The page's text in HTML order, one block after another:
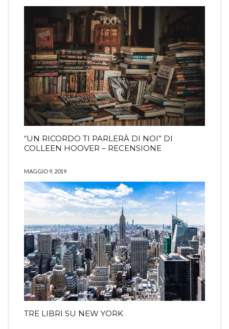
“UN RICORDO TI PARLERÀ DI NOI” DI
COLLEEN HOOVER – RECENSIONE
MAGGIO 9, 2019
TRE LIBRI SU NEW YORK